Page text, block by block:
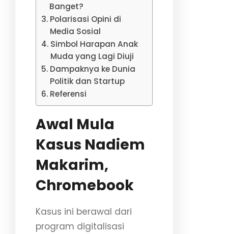
Banget?
Polarisasi Opini di
Media Sosial
Simbol Harapan Anak
Muda yang Lagi Diuji
Dampaknya ke Dunia
Politik dan Startup
Referensi
Awal Mula
Kasus Nadiem
Makarim,
Chromebook
Kasus ini berawal dari
program digitalisasi